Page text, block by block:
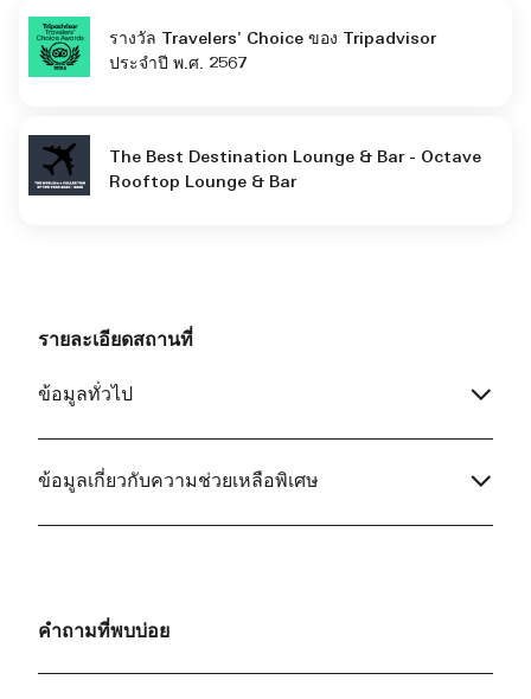
รางวัล Travelers' Choice ของ Tripadvisor
ประจำปี พ.ศ. 2567
The Best Destination Lounge & Bar - Octave
Rooftop Lounge & Bar
รายละเอียดสถานที่
ข้อมูลทั่วไป
ข้อมูลเกี่ยวกับความช่วยเหลือพิเศษ
คำถามที่พบบ่อย